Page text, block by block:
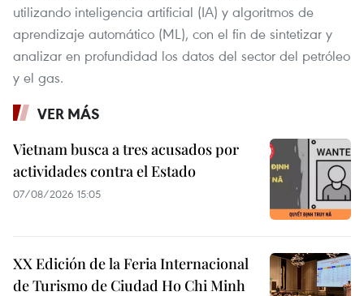
utilizando inteligencia artificial (IA) y algoritmos de
aprendizaje automático (ML), con el fin de sintetizar y
analizar en profundidad los datos del sector del petróleo
y el gas.
VER MÁS
Vietnam busca a tres acusados por
actividades contra el Estado
07/08/2026 15:05
XX Edición de la Feria Internacional
de Turismo de Ciudad Ho Chi Minh